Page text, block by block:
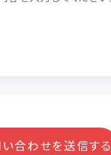
合わせを送信する